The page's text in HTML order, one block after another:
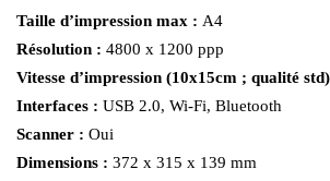
Taille d’impression max : A4
Résolution : 4800 x 1200 ppp
Vitesse d’impression (10x15cm ; qualité
Interfaces : USB 2.0, Wi-Fi, Bluetooth
Scanner : Oui
Dimensions : 372 x 315 x 139 mm